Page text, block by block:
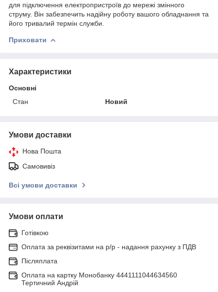
для підключення електропристроїв до мережі змінного
струму. Він забезпечить надійну роботу вашого обладнання та
його тривалий термін служби.
Приховати
Характеристики
Основні
Стан
Новий
Умови доставки
Нова Пошта
Самовивіз
Всі умови доставки
Умови оплати
Готівкою
Оплата за реквізитами на р/р - надання рахунку з ПДВ
Післяплата
Оплата на картку Монобанку 4441111044634560
Тертичний Андрій